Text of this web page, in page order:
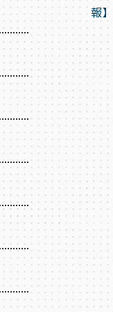
報】